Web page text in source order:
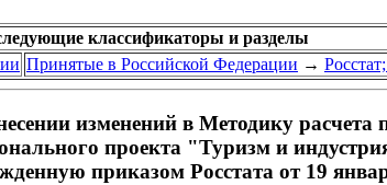
классификаторы и разделы
Принятые в Российской Федерации →
изменений в Методику
проекта "Туризм и
приказом Росстата от 19